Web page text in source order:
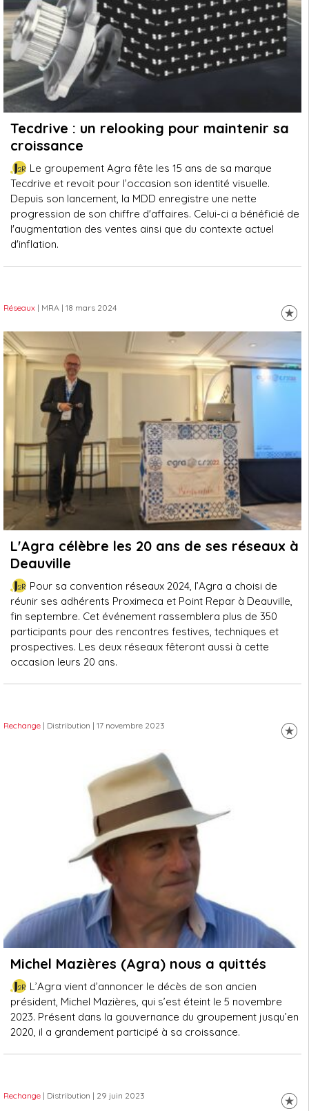
Tecdrive : un relooking pour maintenir sa
croissance
Le groupement Agra fête les 15 ans de sa marque
Tecdrive et revoit pour l’occasion son identité visuelle.
Depuis son lancement, la MDD enregistre une nette
progression de son chiffre d'affaires. Celui-ci a bénéficié de
l'augmentation des ventes ainsi que du contexte actuel
d'inflation.
Réseaux | MRA | 18 mars 2024
L'Agra célèbre les 20 ans de ses réseaux à
Deauville
Pour sa convention réseaux 2024, l’Agra a choisi de
réunir ses adhérents Proximeca et Point Repar à Deauville,
fin septembre. Cet événement rassemblera plus de 350
participants pour des rencontres festives, techniques et
prospectives. Les deux réseaux fêteront aussi à cette
occasion leurs 20 ans.
Rechange | Distribution | 17 novembre 2023
Michel Mazières (Agra) nous a quittés
L’Agra vient d’annoncer le décès de son ancien
président, Michel Mazières, qui s’est éteint le 5 novembre
2023. Présent dans la gouvernance du groupement jusqu’en
2020, il a grandement participé à sa croissance.
Rechange | Distribution | 29 juin 2023